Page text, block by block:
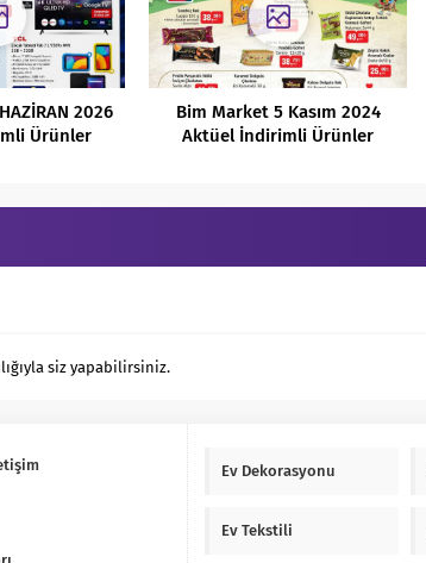
2026
Ürünler
Bim Market 5 Kasım 2024
Aktüel İndirimli Ürünler
siz yapabilirsiniz.
Ev Dekorasyonu
Ev Tekstili